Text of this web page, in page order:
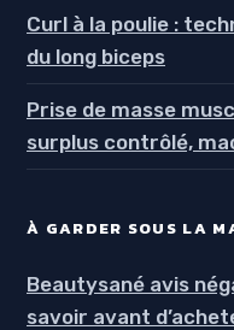
Curl à la poulie :
du long biceps
Prise de masse
surplus contrôlé,
À GARDER SOUS LA
Beautysané avis
savoir avant